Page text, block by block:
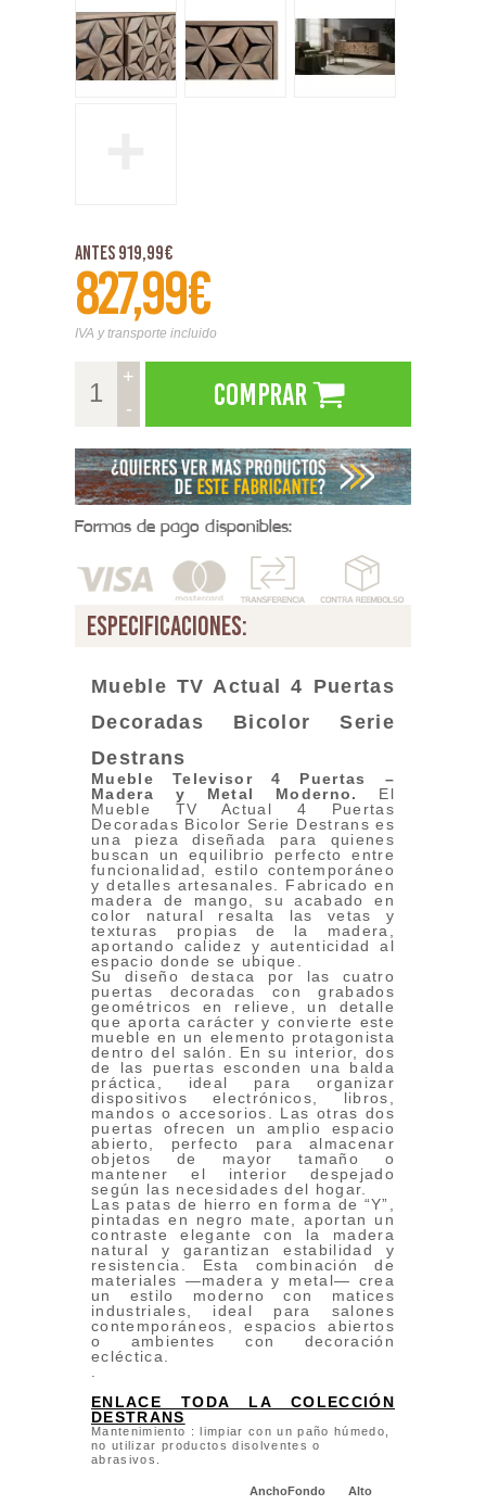
Antes 919,99€
827,99€
IVA y transporte incluido
+
-
Comprar
Formas de pago disponibles:
especificaciones:
Mueble TV Actual 4 Puertas
Decoradas Bicolor Serie
Destrans
Mueble Televisor 4 Puertas –
Madera y Metal Moderno. El
Mueble TV Actual 4 Puertas
Decoradas Bicolor Serie Destrans es
una pieza diseñada para quienes
buscan un equilibrio perfecto entre
funcionalidad, estilo contemporáneo
y detalles artesanales. Fabricado en
madera de mango, su acabado en
color natural resalta las vetas y
texturas propias de la madera,
aportando calidez y autenticidad al
espacio donde se ubique.
Su diseño destaca por las cuatro
puertas decoradas con grabados
geométricos en relieve, un detalle
que aporta carácter y convierte este
mueble en un elemento protagonista
dentro del salón. En su interior, dos
de las puertas esconden una balda
práctica, ideal para organizar
dispositivos electrónicos, libros,
mandos o accesorios. Las otras dos
puertas ofrecen un amplio espacio
abierto, perfecto para almacenar
objetos de mayor tamaño o
mantener el interior despejado
según las necesidades del hogar.
Las patas de hierro en forma de “Y”,
pintadas en negro mate, aportan un
contraste elegante con la madera
natural y garantizan estabilidad y
resistencia. Esta combinación de
materiales —madera y metal— crea
un estilo moderno con matices
industriales, ideal para salones
contemporáneos, espacios abiertos
o ambientes con decoración
ecléctica.
.
ENLACE TODA LA COLECCIÓN
DESTRANS
Mantenimiento : limpiar con un paño húmedo,
no utilizar productos disolventes o
abrasivos.
AnchoFondo Alto